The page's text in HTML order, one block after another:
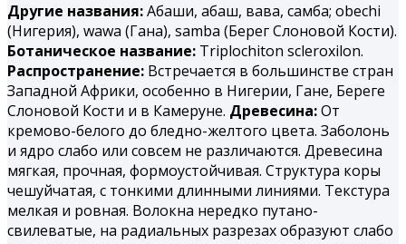
Другие названия:Абаши, абаш, вава, самба; obechi
(Нигерия), wawa (Гана), samba (Берег Слоновой Кости).
Ботаническое название: Triplochiton scleroxilon.
Распространение: Встречается в большинстве стран
Западной Африки, особенно в Нигерии, Гане, Береге
Слоновой Кости и в Камеруне. Древесина:От
кремово-белого до бледно-желтого цвета. Заболонь
и ядро слабо или совсем не различаются. Древесина
мягкая, прочная, формоустойчивая. Структура коры
чешуйчатая, с тонкими длинными линиями. Текстура
мелкая и ровная. Волокна нередко путано-
свилеватые, на радиальных разрезах образуют слабо